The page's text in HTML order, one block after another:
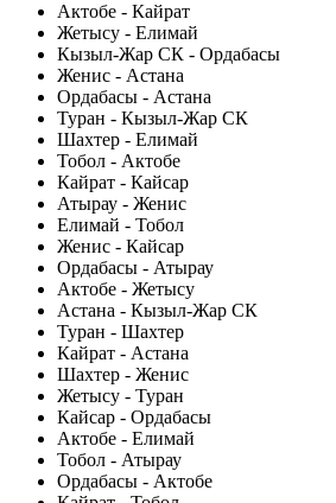
Актобе - Кайрат
Жетысу - Елимай
Кызыл-Жар СК - Ордабасы
Женис - Астана
Ордабасы - Астана
Туран - Кызыл-Жар СК
Шахтер - Елимай
Тобол - Актобе
Кайрат - Кайсар
Атырау - Женис
Елимай - Тобол
Женис - Кайсар
Ордабасы - Атырау
Актобе - Жетысу
Астана - Кызыл-Жар СК
Туран - Шахтер
Кайрат - Астана
Шахтер - Женис
Жетысу - Туран
Кайсар - Ордабасы
Актобе - Елимай
Тобол - Атырау
Ордабасы - Актобе